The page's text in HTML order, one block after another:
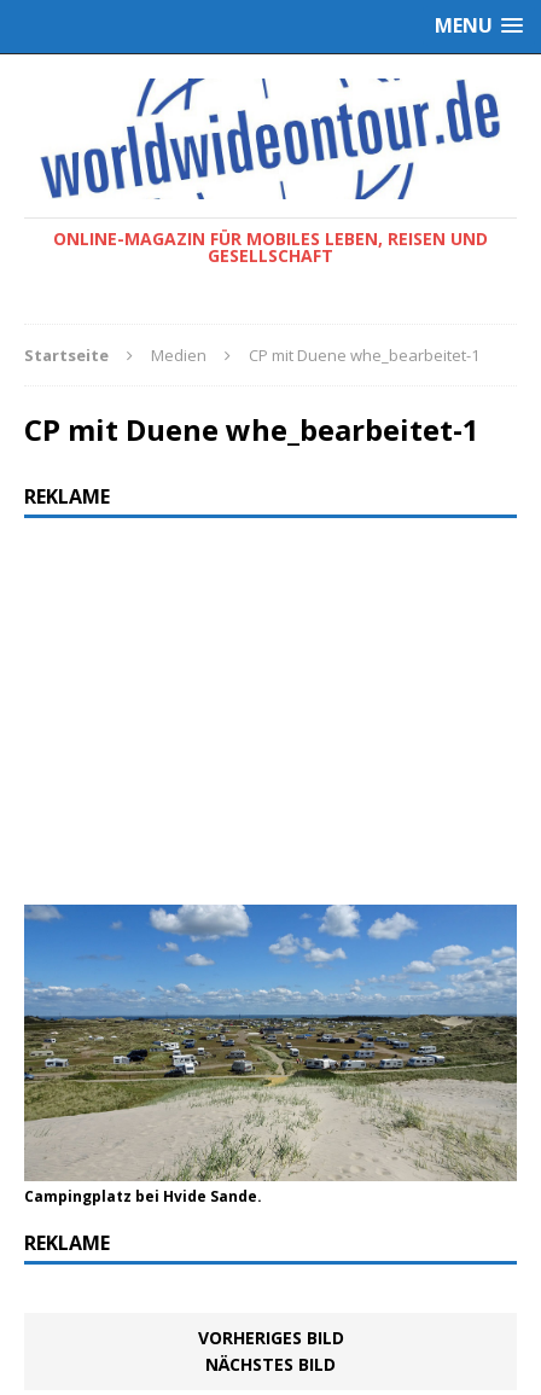
MENU
ONLINE-MAGAZIN FÜR MOBILES LEBEN, REISEN UND
GESELLSCHAFT
Startseite Medien CP mit Duene whe_bearbeitet-1
CP mit Duene whe_bearbeitet-1
REKLAME
Campingplatz bei Hvide Sande.
REKLAME
VORHERIGES BILD
NÄCHSTES BILD